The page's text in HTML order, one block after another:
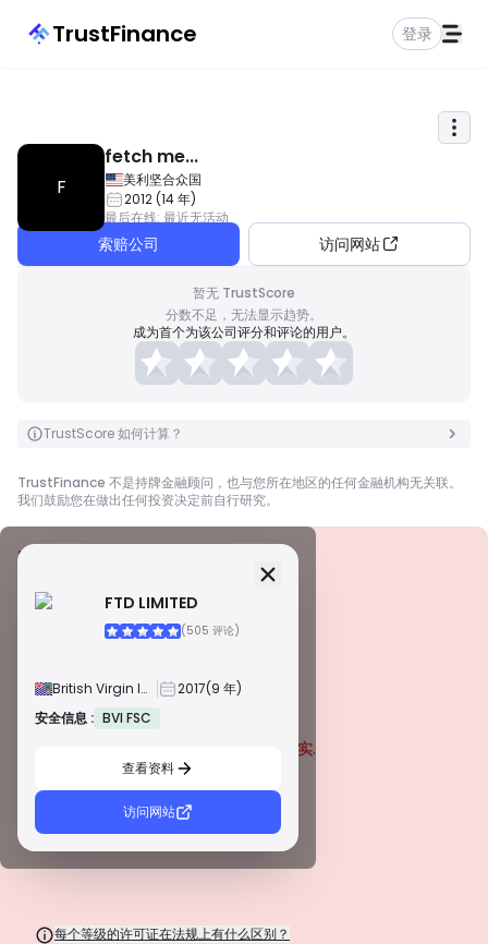
TrustFinance 登录
F
fetch me...
美利坚合众国
2012(14年)
最后在线: 最近无活动
索赔公司 访问网站
暂无 TrustScore
分数不足，无法显示趋势。
成为首个为该公司评分和评论的用户。
TrustScore 如何计算？
TrustFinance 不是持牌金融顾问，也与您所在地区的任何金融机构无关联。
我们鼓励您在做出任何投资决定前自行研究。
FTD LIMITED
(505 评论)
British Virgin Islands 2017(9 年)
安全信息 : BVI FSC
查看资料
访问网站
安全信息
未经证实.
请注意潜在风险！
每个等级的许可证在法规上有什么区别？
由全球知名监管机构颁发，这些许可证通过严格的合规性、资金隔离、保险和
由受尊敬的区域监管机构授予，这些许可证提供强大的安全措施，例如资金隔
离、财务报告和补偿计划。虽然没有等级 1 那么严格，但它们提供可靠的区域
由新兴市场的监管机构颁发，这些许可证提供基本保护，例如最低资本要求和
AML 政策。监管较不严格，因此交易者应谨慎行事并验证安全措施。
来自监管最少的司法管辖区，这些许可证通常缺乏关键保护，例如资金隔离和
保险。虽然它们对运营弹性很有吸引力，但它们对交易者构成较高的风险。